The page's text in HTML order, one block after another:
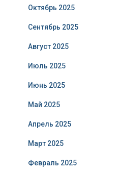
Октябрь 2025
Сентябрь 2025
Август 2025
Июль 2025
Июнь 2025
Май 2025
Апрель 2025
Март 2025
Февраль 2025